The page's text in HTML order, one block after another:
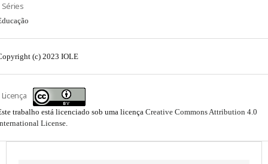
Séries
(c) 2023 IOLE
Licença
trabalho está licenciado sob uma licença Creative Commons Attribution 4.0
License